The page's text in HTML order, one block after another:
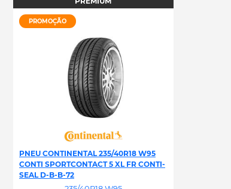
PROMOÇÃO
PNEU CONTINENTAL 235/40R18 W95
CONTI SPORTCONTACT 5 XL FR CONTI-
SEAL D-B-B-72